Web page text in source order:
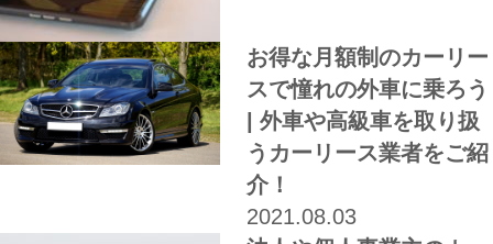
お得な月額制のカーリー
スで憧れの外車に乗ろう
| 外車や高級車を取り扱
うカーリース業者をご紹
介！
2021.08.03